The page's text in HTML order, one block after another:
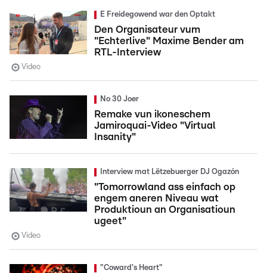
E Freidegowend war den Optakt
Den Organisateur vum
"Echterlive" Maxime Bender am
RTL-Interview
Video
No 30 Joer
Remake vun ikoneschem
Jamiroquai-Video "Virtual
Insanity"
Interview mat Lëtzebuerger DJ Ogazón
"Tomorrowland ass einfach op
engem aneren Niveau wat
Produktioun an Organisatioun
ugeet"
Video
"Coward's Heart"